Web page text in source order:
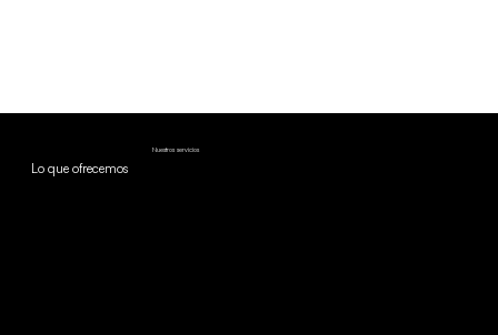
Nuestros servicios
Lo que ofrecemos